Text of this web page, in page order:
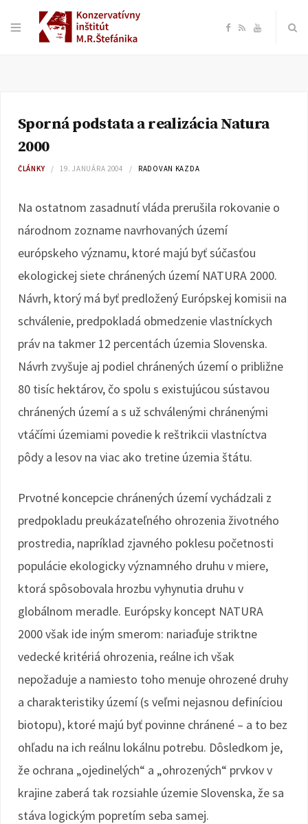
F
e
R Y
T
Sporná podstata a realizácia Natura
2000
ČLÁNKY 19. JANUÁRA 2004 RADOVAN KAZDA
Na ostatnom zasadnutí vláda prerušila rokovanie o
národnom zozname navrhovaných území
európskeho významu, ktoré majú byť súčasťou
ekologickej siete chránených území NATURA 2000.
Návrh, ktorý má byť predložený Európskej komisii na
schválenie, predpokladá obmedzenie vlastníckych
práv na takmer 12 percentách územia Slovenska.
Návrh zvyšuje aj podiel chránených území o približne
80 tisíc hektárov, čo spolu s existujúcou sústavou
chránených území a s už schválenými chránenými
vtáčími územiami povedie k reštrikcii vlastníctva
pôdy a lesov na viac ako tretine územia štátu.
Prvotné koncepcie chránených území vychádzali z
predpokladu preukázateľného ohrozenia životného
prostredia, napríklad zjavného poklesu početnosti
populácie ekologicky významného druhu v miere,
ktorá spôsobovala hrozbu vyhynutia druhu v
globálnom meradle. Európsky koncept NATURA
2000 však ide iným smerom: nariaďuje striktne
vedecké kritériá ohrozenia, reálne ich však
nepožaduje a namiesto toho menuje ohrozené druhy
a charakteristiky území (s veľmi nejasnou definíciou
biotopu), ktoré majú byť povinne chránené – a to bez
ohľadu na ich reálnu lokálnu potrebu. Dôsledkom je,
že ochrana „ojedinelých“ a „ohrozených“ prvkov v
krajine zaberá tak rozsiahle územie Slovenska, že sa
stáva logickým popretím seba samej.